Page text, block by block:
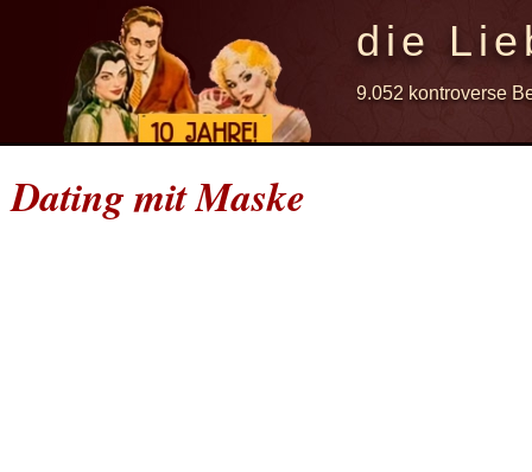
die
9.052 kontroverse
Dating mit Maske